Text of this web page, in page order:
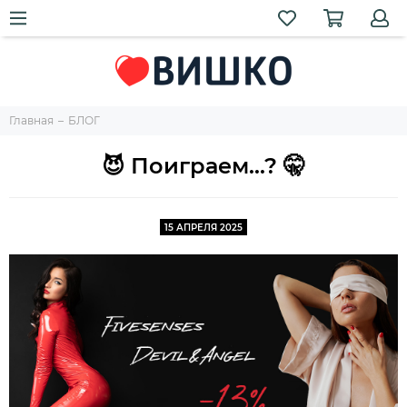
Главная БЛОГ
😈 Поиграем...? 🤫
15 АПРЕЛЯ 2025